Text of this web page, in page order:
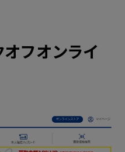
オフオンライ